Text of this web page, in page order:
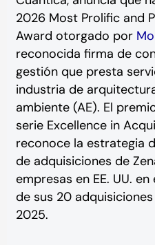
2026 Most Prolific and
Award otorgado por
reconocida firma de
gestión que presta
industria de
ambiente (AE). El
serie Excellence in
reconoce la estrategia
de adquisiciones de
empresas en EE. UU.
de sus 20
2025.